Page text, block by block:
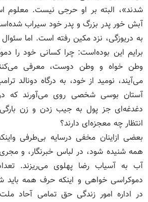
شدند»، البته بر او حرجی نیست.
آبش خور پدر بزرگ و پدر خود سیراب
به دریوزگی، نزد مکین رفته است. اما
برایم این بوده‌است: چرا کسانی خود را
وطن خواه و وطن دوست، معرفی
می‌آیند، نومید از خود، به درگاه دونالد
آستان بوسی شخصی روی می‌آورند که
دغدغه‌ای جز پول به جیب زدن و زن
انتظار چه معجزه‌ای دارند؟
بعضی ازاینان مخفی درسایه بی‌طرفی
همه شنیده شود، در لباس خبرنگار، و
آب به آسیاب رضا پهلوی می‌ریزند.
دموکراسی خواهی و اینکه حرف همه
در اداره امور زندگی حق تمامی آحاد